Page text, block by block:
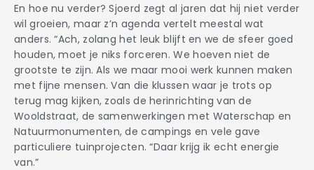
En hoe nu verder? Sjoerd zegt al jaren dat hij niet verder
wil groeien, maar z’n agenda vertelt meestal wat
anders. “Ach, zolang het leuk blijft en we de sfeer goed
houden, moet je niks forceren. We hoeven niet de
grootste te zijn. Als we maar mooi werk kunnen maken
met fijne mensen. Van die klussen waar je trots op
terug mag kijken, zoals de herinrichting van de
Wooldstraat, de samenwerkingen met Waterschap en
Natuurmonumenten, de campings en vele gave
particuliere tuinprojecten. “Daar krijg ik echt energie
van.”